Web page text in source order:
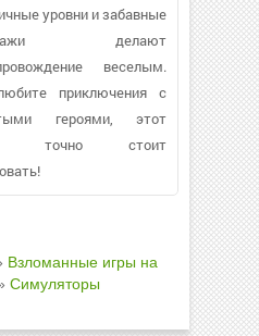
уровни и забавные
делают
веселым.
приключения с
героями, этот
точно стоит
Взломанные игры на
Симуляторы